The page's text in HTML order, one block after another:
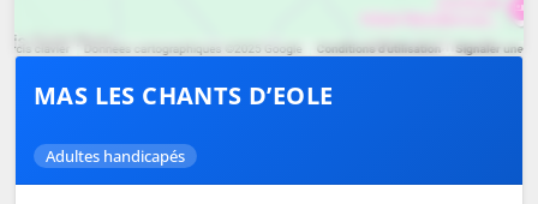
MAS LES CHANTS D’EOLE
Adultes handicapés